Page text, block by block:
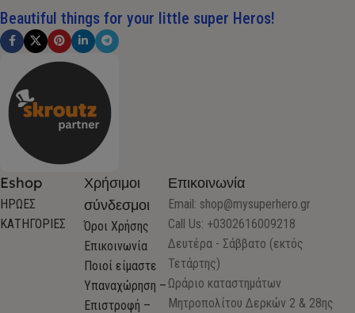
Beautiful things for your little super Heros!
Eshop
ΗΡΩΕΣ
ΚΑΤΗΓΟΡΙΕΣ
Χρήσιμοι
σύνδεσμοι
Όροι Χρήσης
Επικοινωνία
Ποιοί είμαστε
Υπαναχώρηση –
Επιστροφή –
Επικοινωνία
Email: shop@mysuperhero.gr
Call Us: +0302616009218
Δευτέρα - Σάββατο (εκτός
Τετάρτης)
Ωράριο καταστημάτων
Μητροπολίτου Δερκών 2 & 28ης